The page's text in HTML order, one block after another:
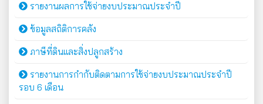
รายงานผลการใช้จ่ายงบประมาณประจำปี
ข้อมูลสถิติการคลัง
ภาษีที่ดินและสิ่งปลูกสร้าง
รายงานการกำกับติดตามการใช้จ่ายงบประมาณประจำปี
รอบ 6 เดือน